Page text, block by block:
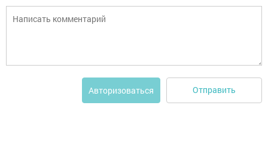
Авторизоваться Отправить